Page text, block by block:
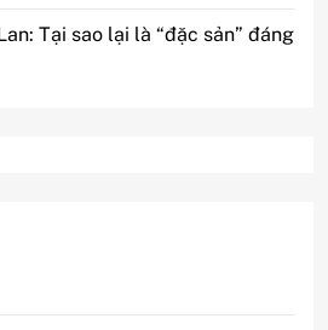
Tại sao lại là “đặc sản” đáng